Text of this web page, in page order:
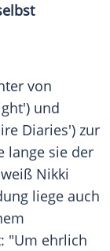
von
und
Diaries') zur
lange sie der
Nikki
liege auch
"Um ehrlich